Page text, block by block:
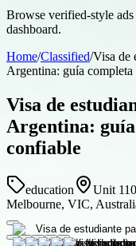
Browse verified-style
dashboard.
Home/Classified/Visa de
Argentina: guía
Visa de
Argentina:
confiable
education
Unit
Melbourne, VIC,